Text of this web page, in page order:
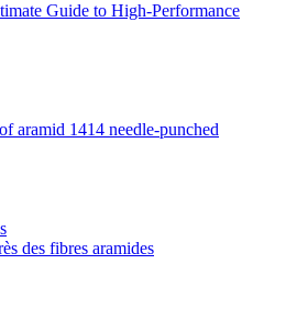
Guide to High-Performance
aramid 1414 needle-punched
des fibres aramides